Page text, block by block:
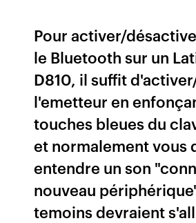
Pour activer/
le Bluetooth sur un
D810, il suffit
l'emetteur en
touches bleues du
et normalement vous
entendre un son
nouveau
temoins devraient